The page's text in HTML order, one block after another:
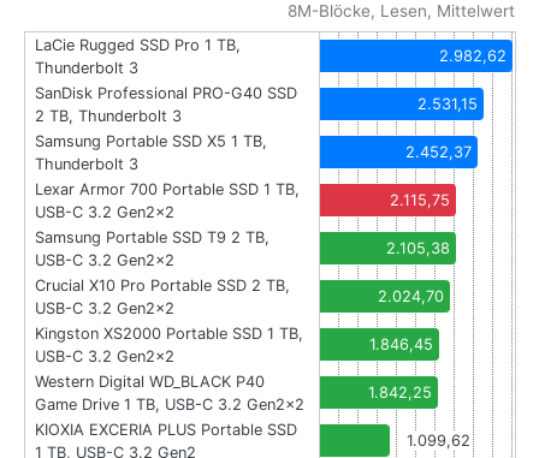
8M-Blöcke, Lesen, Mittelwert
LaCie Rugged SSD Pro 1 TB,
Thunderbolt 3
2.982,62
SanDisk Professional PRO-G40 SSD
2 TB, Thunderbolt 3
2.531,15
Samsung Portable SSD X5 1 TB,
Thunderbolt 3
2.452,37
Lexar Armor 700 Portable SSD 1 TB,
USB-C 3.2 Gen2x2
2.115,75
Samsung Portable SSD T9 2 TB,
USB-C 3.2 Gen2x2
2.105,38
Crucial X10 Pro Portable SSD 2 TB,
USB-C 3.2 Gen2x2
2.024,70
Kingston XS2000 Portable SSD 1 TB,
USB-C 3.2 Gen2x2
1.846,45
Western Digital WD_BLACK P40
Game Drive 1 TB, USB-C 3.2 Gen2x2
1.842,25
KIOXIA EXCERIA PLUS Portable SSD
1 TB, USB-C 3.2 Gen2
1.099,62